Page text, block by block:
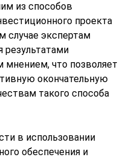
из способов
проекта
случае экспертам
результатами
что позволяет
окончательную
такого способа
в использовании
обеспечения и